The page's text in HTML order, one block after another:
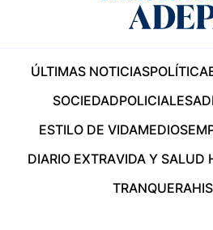
ÚLTIMAS NOTICIASPOLÍTICA
SOCIEDADPOLICIALES
ESTILO DE VIDAMEDIOS
DIARIO EXTRAVIDA Y SALUD
TRANQUERA